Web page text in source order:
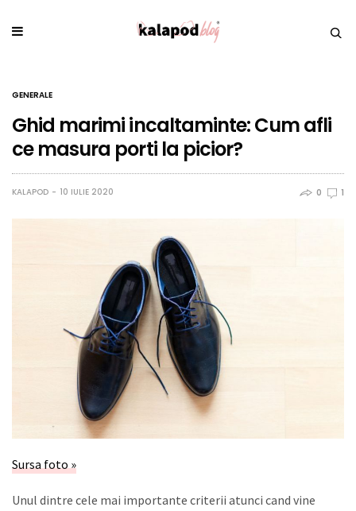
GENERALE
Ghid marimi incaltaminte: Cum afli
ce masura porti la picior?
KALAPOD 10 IULIE 2020 0 1
Sursa foto »
Unul dintre cele mai importante criterii atunci cand vine